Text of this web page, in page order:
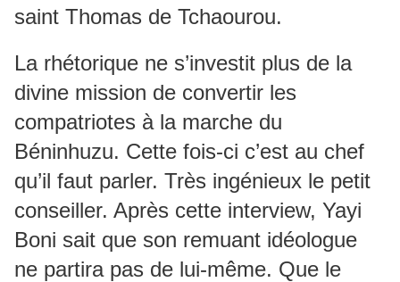
saint Thomas de Tchaourou.
La rhétorique ne s’investit plus de la
divine mission de convertir les
compatriotes à la marche du
Béninhuzu. Cette fois-ci c’est au chef
qu’il faut parler. Très ingénieux le petit
conseiller. Après cette interview, Yayi
Boni sait que son remuant idéologue
ne partira pas de lui-même. Que le